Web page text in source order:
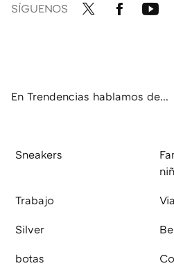
SÍGUENOS
En Trendencias hablamos de...
Sneakers
Trabajo
Silver
botas